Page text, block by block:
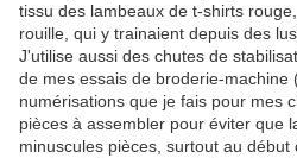
tissu des lambeaux de t-shirts
rouille, qui y trainaient depuis des
J'utilise aussi des chutes de
de mes essais de broderie-machine
numérisations que je fais pour mes
pièces à assembler pour éviter que
minuscules pièces, surtout au